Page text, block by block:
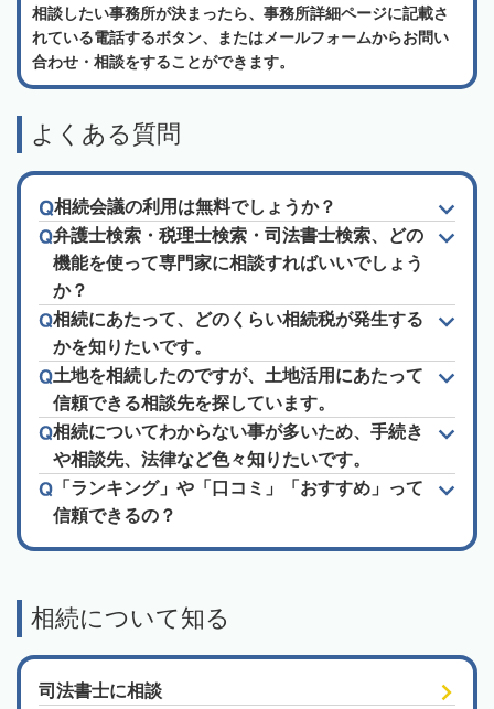
相談したい事務所が決まったら、事務所詳細ページに記載さ
れている電話するボタン、またはメールフォームからお問い
合わせ・相談をすることができます。
よくある質問
相続会議の利用は無料でしょうか？
弁護士検索・税理士検索・司法書士検索、どの
機能を使って専門家に相談すればいいでしょう
か？
相続にあたって、どのくらい相続税が発生する
かを知りたいです。
土地を相続したのですが、土地活用にあたって
信頼できる相談先を探しています。
相続についてわからない事が多いため、手続き
や相談先、法律など色々知りたいです。
「ランキング」や「口コミ」「おすすめ」って
信頼できるの？
相続について知る
司法書士に相談